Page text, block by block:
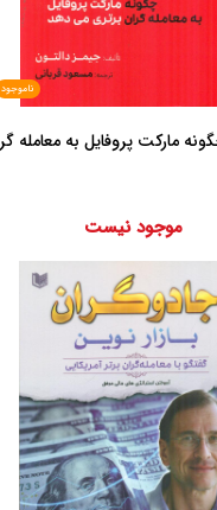
ناموجود
مارکت پروفایل به معامله
موجود نیست